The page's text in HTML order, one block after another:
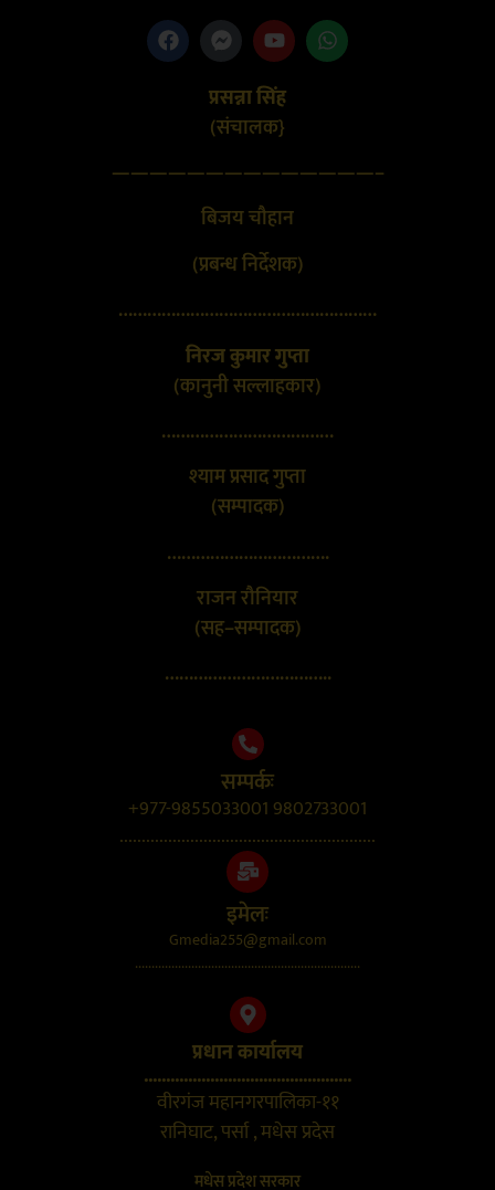
प्रसन्ना सिंह
(संचालक}
——————————————–
बिजय चौहान
(प्रबन्ध निर्देशक)
………………………………………………
निरज कुमार गुप्ता
(कानुनी सल्लाहकार)
………………………………
श्याम प्रसाद गुप्ता
(सम्पादक)
…………………………….
राजन रौनियार
(सह–सम्पादक)
……………………………..
सम्पर्कः
+977-9855033001 9802733001
..........................................................
इमेलः
Gmedia255@gmail.com
....................................................................
प्रधान कार्यालय
...............................................
वीरगंज महानगरपालिका-११
रानिघाट, पर्सा , मधेस प्रदेस
मधेस प्रदेश सरकार